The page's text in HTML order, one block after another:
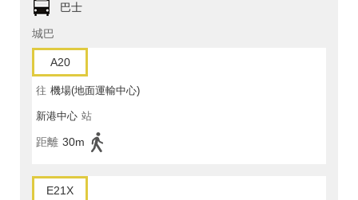
巴士
城巴
A20
往 機場(地面運輸中心)
新港中心 站
距離 30m
E21X